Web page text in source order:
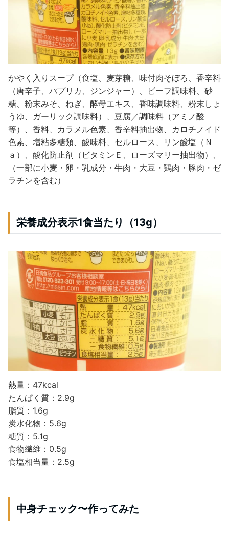
かやく入りスープ（食塩、麦芽糖、味付肉そぼろ、香辛料
（唐辛子、パプリカ、ジンジャー）、ビーフ調味料、砂
糖、粉末みそ、ねぎ、酵母エキス、香味調味料、粉末しょ
うゆ、ガーリック調味料）、豆腐／調味料（アミノ酸
等）、香料、カラメル色素、香辛料抽出物、カロチノイド
色素、増粘多糖類、酸味料、セルロース、リン酸塩（Ｎ
ａ）、酸化防止剤（ビタミンＥ、ローズマリー抽出物）、
（一部に小麦・卵・乳成分・牛肉・大豆・鶏肉・豚肉・ゼ
ラチンを含む）
栄養成分表示1食当たり（13g）
熱量：47kcal
たんぱく質：2.9g
脂質：1.6g
炭水化物：5.6g
糖質：5.1g
食物繊維：0.5g
食塩相当量：2.5g
中身チェック〜作ってみた